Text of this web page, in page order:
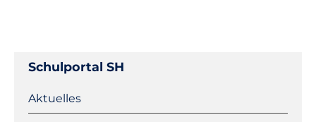
Schulportal SH
Navigation
Aktuelles